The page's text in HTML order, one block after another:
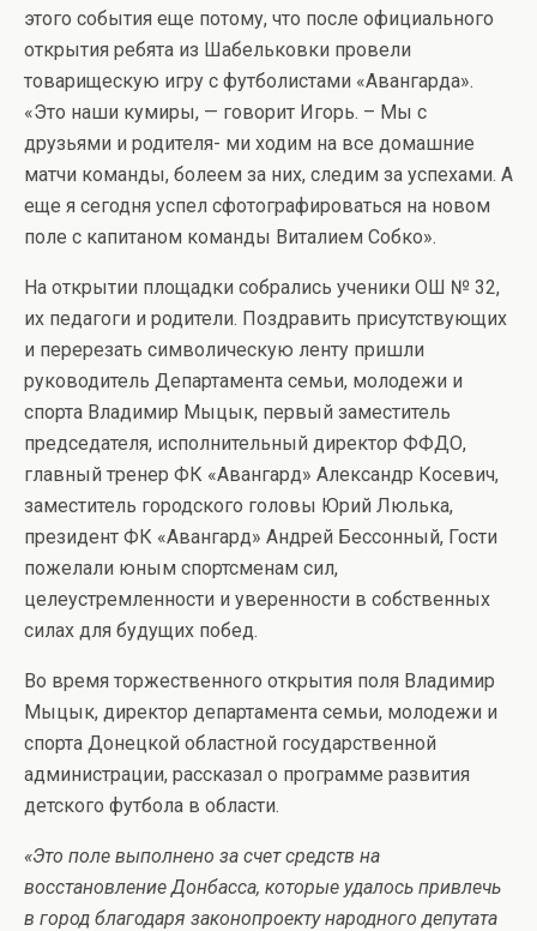
этого события еще потому, что после официального
открытия ребята из Шабельковки провели
товарищескую игру с футболистами «Авангарда».
«Это наши кумиры, — говорит Игорь. – Мы с
друзьями и родителя- ми ходим на все домашние
матчи команды, болеем за них, следим за успехами. А
еще я сегодня успел сфотографироваться на новом
поле с капитаном команды Виталием Собко».
На открытии площадки собрались ученики ОШ № 32,
их педагоги и родители. Поздравить присутствующих
и перерезать символическую ленту пришли
руководитель Департамента семьи, молодежи и
спорта Владимир Мыцык, первый заместитель
председателя, исполнительный директор ФФДО,
главный тренер ФК «Авангард» Александр Косевич,
заместитель городского головы Юрий Люлька,
президент ФК «Авангард» Андрей Бессонный, Гости
пожелали юным спортсменам сил,
целеустремленности и уверенности в собственных
силах для будущих побед.
Во время торжественного открытия поля Владимир
Мыцык, директор департамента семьи, молодежи и
спорта Донецкой областной государственной
администрации, рассказал о программе развития
детского футбола в области.
«Это поле выполнено за счет средств на
восстановление Донбасса, которые удалось привлечь
в город благодаря законопроекту народного депутата